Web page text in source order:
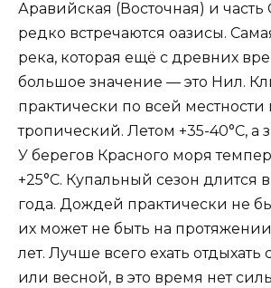
Аравийская (Восточная) и
редко встречаются оазисы.
река, которая ещё с древних
большое значение — это Нил.
практически по всей местности
тропический. Летом +35-40°C, а
У берегов Красного моря
+25°C. Купальный сезон длится
года. Дождей практически не
их может не быть на
лет. Лучше всего ехать
или весной, в это время нет